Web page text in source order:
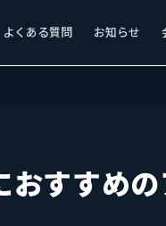
よくある質問 お知らせ
すすめ